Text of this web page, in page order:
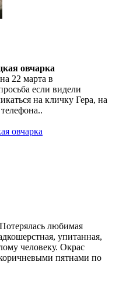
овчарка
22 марта в
если видели
на кличку Гера, на
овчарка
любимая
упитанная,
человеку. Окрас
пятнами по